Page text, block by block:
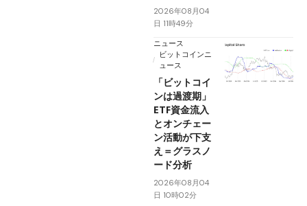
2026年08月04
日 11時49分
ニュース
ビットコインニ
ュース
「ビットコイ
ンは過渡期」
ETF資金流入
とオンチェー
ン活動が下支
え＝グラスノ
ード分析
2026年08月04
日 10時02分